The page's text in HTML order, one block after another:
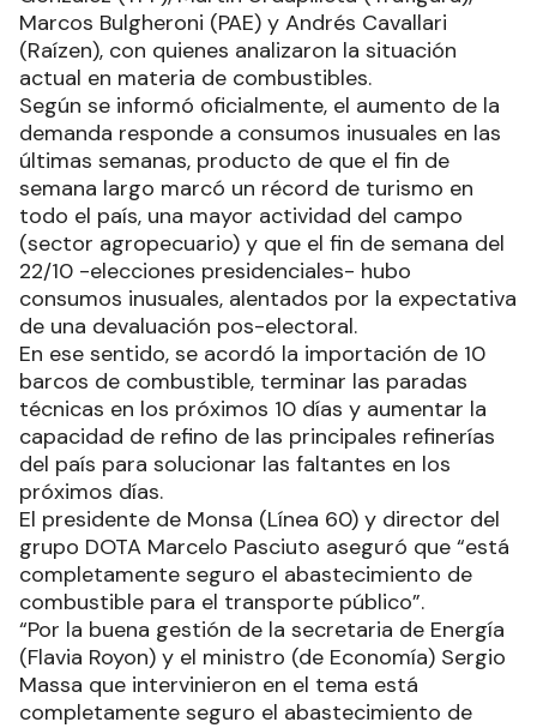
Marcos Bulgheroni (PAE) y Andrés Cavallari
(Raízen), con quienes analizaron la situación
actual en materia de combustibles.
Según se informó oficialmente, el aumento de la
demanda responde a consumos inusuales en las
últimas semanas, producto de que el fin de
semana largo marcó un récord de turismo en
todo el país, una mayor actividad del campo
(sector agropecuario) y que el fin de semana del
22/10 -elecciones presidenciales- hubo
consumos inusuales, alentados por la expectativa
de una devaluación pos-electoral.
En ese sentido, se acordó la importación de 10
barcos de combustible, terminar las paradas
técnicas en los próximos 10 días y aumentar la
capacidad de refino de las principales refinerías
del país para solucionar las faltantes en los
próximos días.
El presidente de Monsa (Línea 60) y director del
grupo DOTA Marcelo Pasciuto aseguró que “está
completamente seguro el abastecimiento de
combustible para el transporte público”.
“Por la buena gestión de la secretaria de Energía
(Flavia Royon) y el ministro (de Economía) Sergio
Massa que intervinieron en el tema está
completamente seguro el abastecimiento de